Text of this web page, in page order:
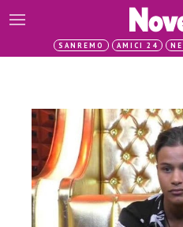
SANREMO AMICI 24